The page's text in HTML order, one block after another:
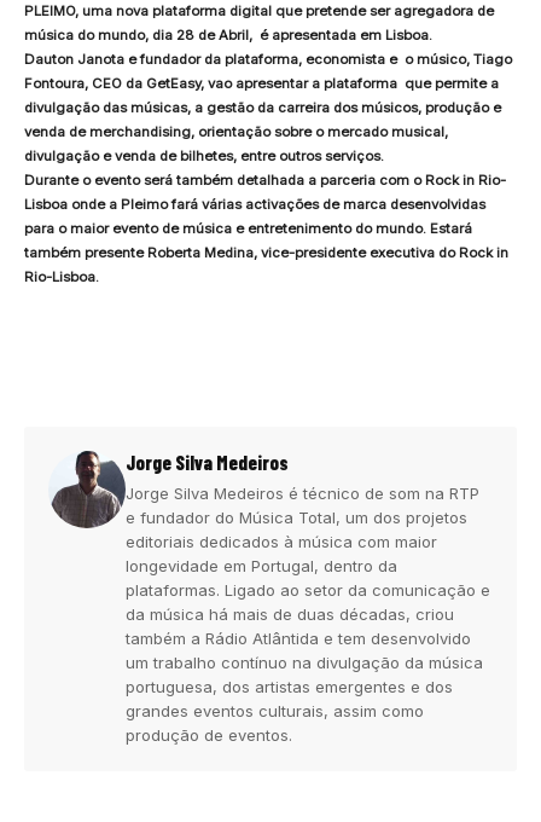
PLEIMO, uma nova plataforma digital que pretende ser agregadora de
música do mundo, dia 28 de Abril, é apresentada em Lisboa.
Dauton Janota e fundador da plataforma, economista e o músico, Tiago
Fontoura, CEO da GetEasy, vao apresentar a plataforma que permite a
divulgação das músicas, a gestão da carreira dos músicos, produção e
venda de merchandising, orientação sobre o mercado musical,
divulgação e venda de bilhetes, entre outros serviços.
Durante o evento será também detalhada a parceria com o Rock in Rio-
Lisboa onde a Pleimo fará várias activações de marca desenvolvidas
para o maior evento de música e entretenimento do mundo. Estará
também presente Roberta Medina, vice-presidente executiva do Rock in
Rio-Lisboa.
Jorge Silva Medeiros
Jorge Silva Medeiros é técnico de som na RTP
e fundador do Música Total, um dos projetos
editoriais dedicados à música com maior
longevidade em Portugal, dentro da
plataformas. Ligado ao setor da comunicação e
da música há mais de duas décadas, criou
também a Rádio Atlântida e tem desenvolvido
um trabalho contínuo na divulgação da música
portuguesa, dos artistas emergentes e dos
grandes eventos culturais, assim como
produção de eventos.